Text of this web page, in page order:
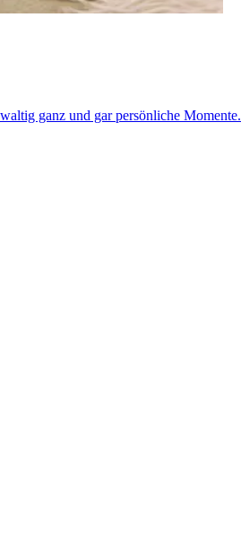
ganz und gar persönliche Momente.